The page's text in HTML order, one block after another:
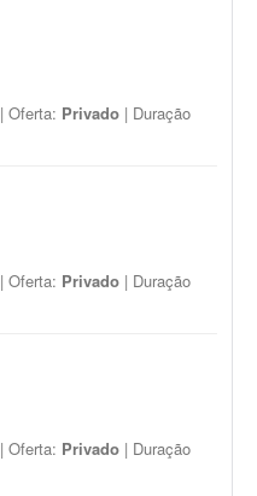
| Oferta: Privado | Duração
| Oferta: Privado | Duração
| Oferta: Privado | Duração